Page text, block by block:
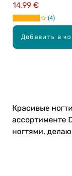
Добавить в
14,99 €
4
Красивые
ассортименте
ногтями,